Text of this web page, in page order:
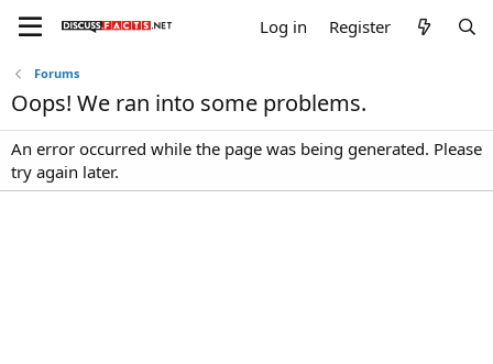
Log in Register
Forums
Oops! We ran into some problems.
An error occurred while the page was being generated. Please
try again later.